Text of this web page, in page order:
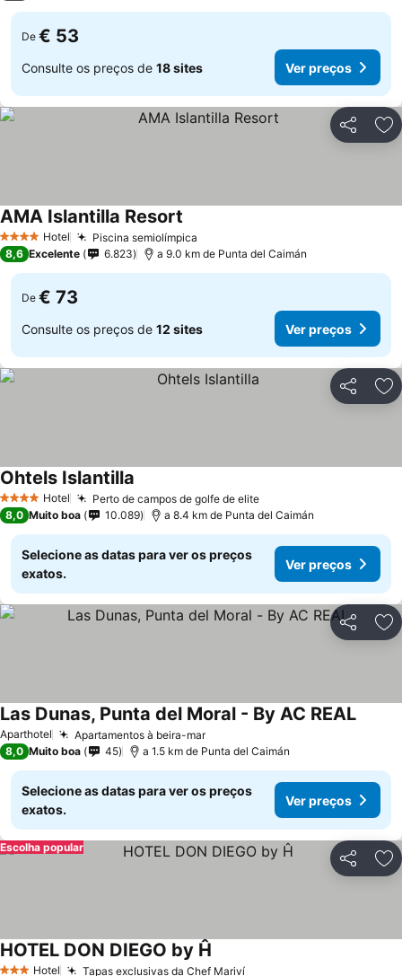
De € 53
Consulte os preços de 18 sites Ver preços
Partilhar
4 EstrelasHotel Piscina semiolímpica
AMA Islantilla Resort
8,6 Excelente 6.823 a 9.0 km de Punta del Caimán
De € 73
Consulte os preços de 12 sites Ver preços
Partilhar
4 EstrelasHotel Perto de campos de golfe de elite
Ohtels Islantilla
8,0 Muito boa 10.089 a 8.4 km de Punta del Caimán
Selecione as datas para ver os preços
exatos.
Ver preços
Partilhar
Aparthotel Apartamentos à beira-mar
Las Dunas, Punta del Moral - By AC REAL
8,0 Muito boa 45 a 1.5 km de Punta del Caimán
Selecione as datas para ver os preços
exatos.
Ver preços
Partilhar
Escolha popular
Hotel Tapas exclusivas da Chef Mariví
HOTEL DON DIEGO by Ĥ